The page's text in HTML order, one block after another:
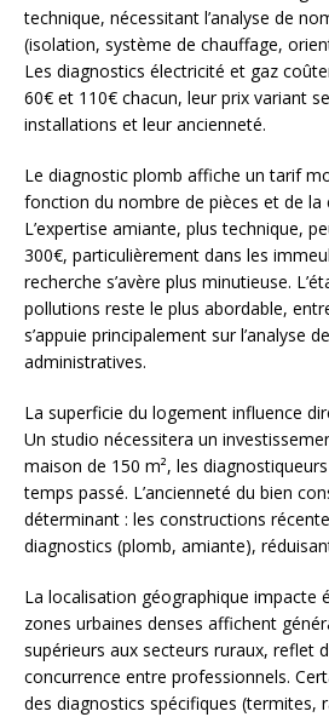
technique, nécessitant l’analyse de
(isolation, système de chauffage,
Les diagnostics électricité et gaz
60€ et 110€ chacun, leur prix variant
installations et leur ancienneté.
Le diagnostic plomb affiche un tarif
fonction du nombre de pièces et de
L’expertise amiante, plus technique,
300€, particulièrement dans les
recherche s’avère plus minutieuse.
pollutions reste le plus abordable,
s’appuie principalement sur l’analyse
administratives.
La superficie du logement influence
Un studio nécessitera un
maison de 150 m², les
temps passé. L’ancienneté du bien
déterminant : les constructions
diagnostics (plomb, amiante),
La localisation géographique impacte
zones urbaines denses affichent
supérieurs aux secteurs ruraux, reflet
concurrence entre professionnels.
des diagnostics spécifiques (termites,